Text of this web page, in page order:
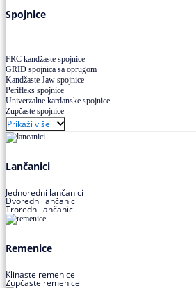
Spojnice
FRC kandžaste spojnice
GRID spojnica sa oprugom
Kandžaste Jaw spojnice
Perifleks spojnice
Univerzalne kardanske spojnice
Zupčaste spojnice
Prikaži više
Lančanici
Jednoredni lančanici
Dvoredni lančanici
Troredni lančanici
Remenice
Klinaste remenice
Zupčaste remenice